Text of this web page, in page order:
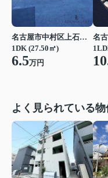
名古屋市中村区上石川町４丁目
1DK (27.50㎡)
6.5万円
よく見られている物